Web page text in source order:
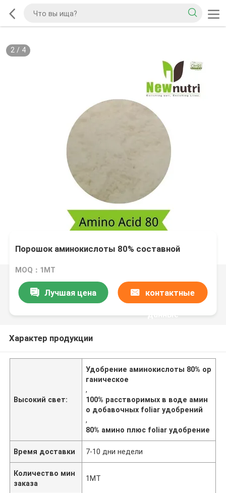
2/ 4
Порошок аминокислоты 80% составной
MOQ：1МТ
Лучшая цена контактные
данные
Характер продукции
Высокий свет:
Удобрение аминокислоты 80% ор
ганическое
,
100% расстворимых в воде амин
о добавочных foliar удобрений
,
80% амино плюс foliar удобрение
Время доставки 7-10 дни недели
Количество мин
заказа
1МТ